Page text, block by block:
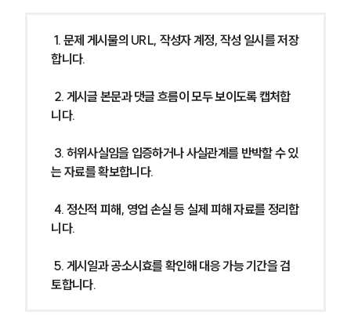
합니다.
니다.
는 자료를 확보합니다.
니다.
토합니다.